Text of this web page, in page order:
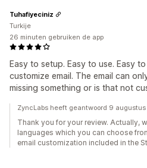
Easy to setup. Easy to use. Easy
customize email. The email can
missing something or is that not
Tuhafiyeciniz
Turkije
26 minuten gebruiken de app
ZyncLabs heeft geantwoord 9
Thank you for your review. Actually,
languages which you can choose
email customization included in the